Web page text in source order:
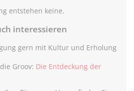
entstehen keine.
interessieren
gern mit Kultur und Erholung
Groov: Die Entdeckung der